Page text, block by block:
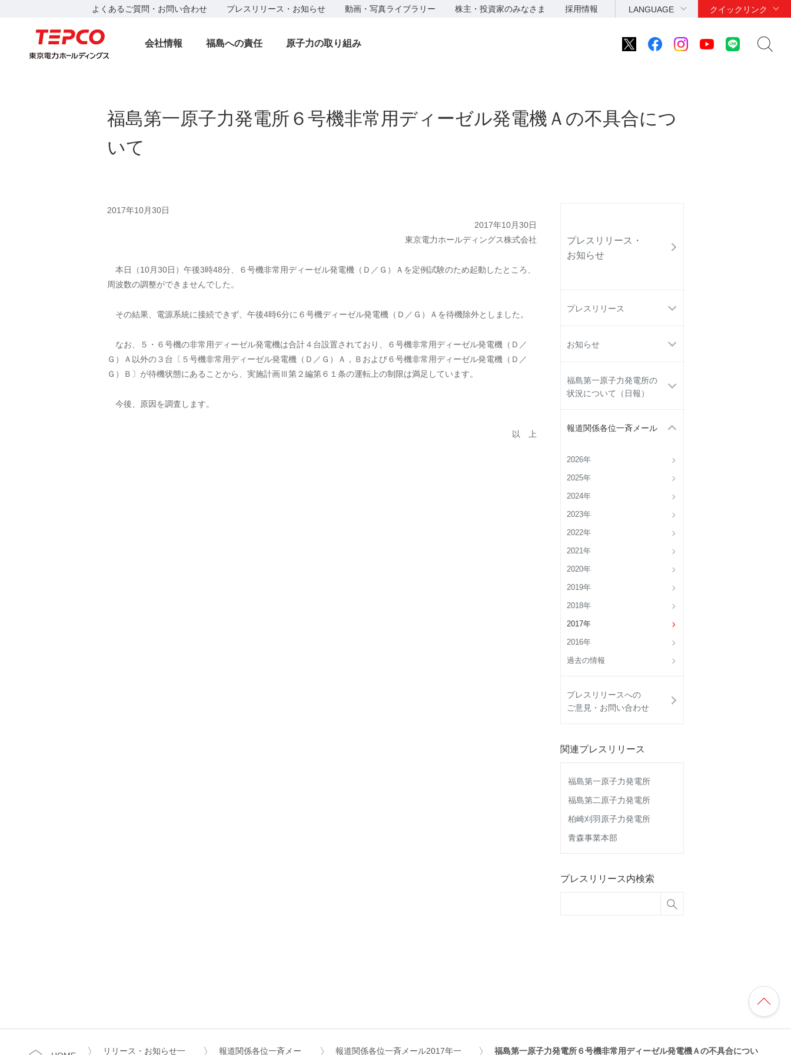
よくあるご質問・お問い合わせ プレスリリース・お知らせ 動画・写真ライブラリー 株主・投資家のみなさま 採用情報 LANGUAGE クイックリンク
会社情報 福島への責任 原子力の取り組み
プレスリリース・
お知らせ
プレスリリース
お知らせ
福島第一原子力発電所の
状況について（日報）
報道関係各位一斉メール
2026年
2025年
2024年
2023年
2022年
2021年
2020年
2019年
2018年
2017年
2016年
過去の情報
プレスリリースへの
ご意見・お問い合わせ
関連プレスリリース
福島第一原子力発電所
福島第二原子力発電所
柏崎刈羽原子力発電所
青森事業本部
プレスリリース内検索
福島第一原子力発電所６号機非常用ディーゼル発電機Ａの不具合につ
いて
2017年10月30日
2017年10月30日
東京電力ホールディングス株式会社
本日（10月30日）午後3時48分、６号機非常用ディーゼル発電機（Ｄ／Ｇ）Ａを定例試験のため起動したところ、
周波数の調整ができませんでした。
その結果、電源系統に接続できず、午後4時6分に６号機ディーゼル発電機（Ｄ／Ｇ）Ａを待機除外としました。
なお、５・６号機の非常用ディーゼル発電機は合計４台設置されており、６号機非常用ディーゼル発電機（Ｄ／
Ｇ）Ａ以外の３台〔５号機非常用ディーゼル発電機（Ｄ／Ｇ）Ａ，Ｂおよび６号機非常用ディーゼル発電機（Ｄ／
Ｇ）Ｂ〕が待機状態にあることから、実施計画Ⅲ第２編第６１条の運転上の制限は満足しています。
今後、原因を調査します。
以 上
リリース・お知らせ一 報道関係各位一斉メー 報道関係各位一斉メール2017年一 福島第一原子力発電所６号機非常用ディーゼル発電機Ａの不具合につい